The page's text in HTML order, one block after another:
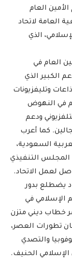
العام
العامة لاتحاد
الذي
العام في
الكبير الذي
وتليفزيونات
في النهوض
ودعم
كما أعرب
السعودية،
التنفيذي
لعمل الاتحاد.
يضطلع بدور
الإسلامي في
خطاب ديني متزن
تطورات العصر،
والتصدي
الحنيف.